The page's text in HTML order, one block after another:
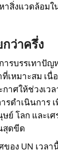
าสิ่งแวดล้อม
ว่าครึ่ง
รบรรเทาปัญ
เหมาะสม เนื่
าศให้ช่วงเว
รดำเนินการ
ย์ โลก และเ
สุดขีด
ของ UN เวล